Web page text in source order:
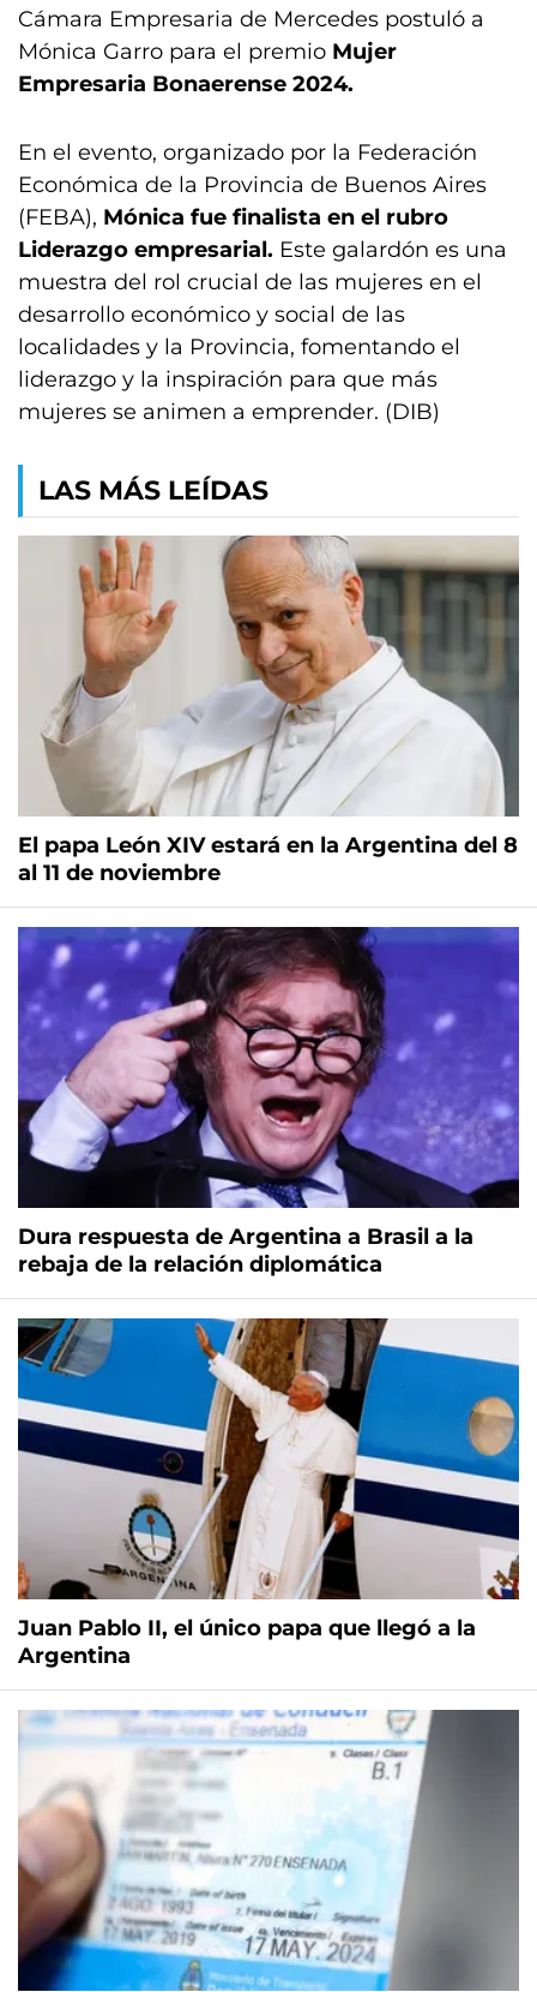
Cámara Empresaria de Mercedes postuló a
Mónica Garro para el premio Mujer
Empresaria Bonaerense 2024.
En el evento, organizado por la Federación
Económica de la Provincia de Buenos Aires
(FEBA), Mónica fue finalista en el rubro
Liderazgo empresarial. Este galardón es una
muestra del rol crucial de las mujeres en el
desarrollo económico y social de las
localidades y la Provincia, fomentando el
liderazgo y la inspiración para que más
mujeres se animen a emprender. (DIB)
LAS MÁS LEÍDAS
El papa León XIV estará en la Argentina del 8
al 11 de noviembre
Dura respuesta de Argentina a Brasil a la
rebaja de la relación diplomática
Juan Pablo II, el único papa que llegó a la
Argentina